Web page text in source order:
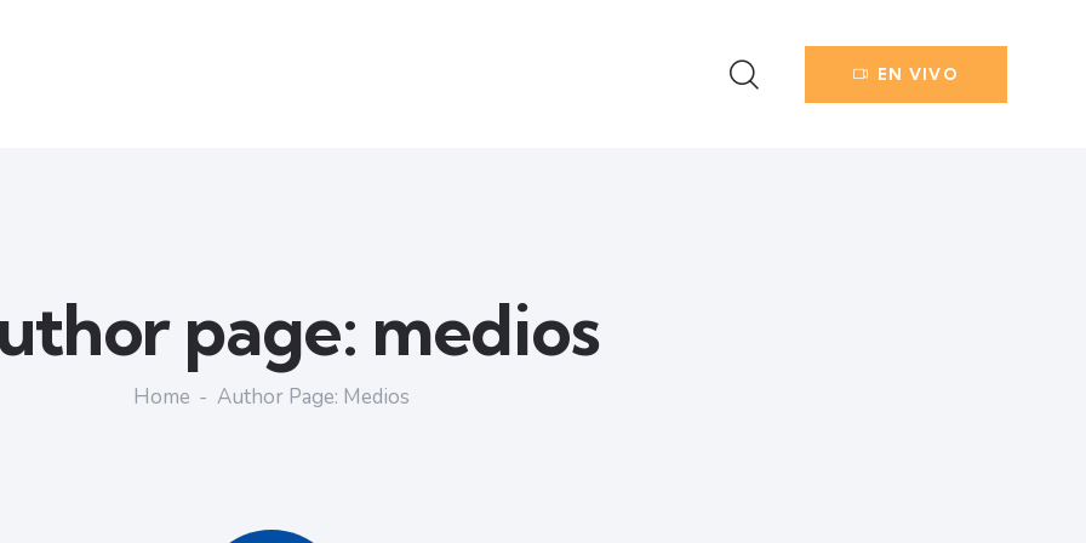
EN VIVO
page: medios
Home Author Page: Medios